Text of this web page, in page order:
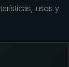
usos y